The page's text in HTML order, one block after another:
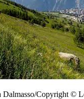
Copyright ©